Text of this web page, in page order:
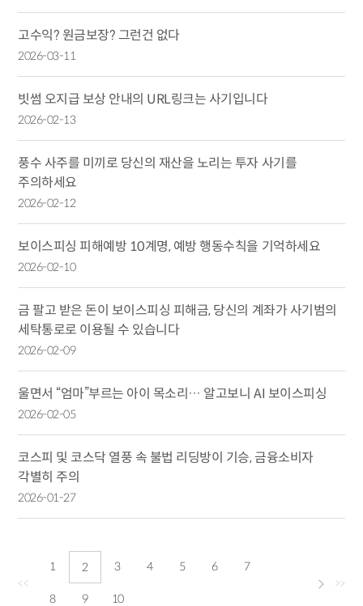
고수익? 원금보장? 그런건 없다
2026-03-11
빗썸 오지급 보상 안내의 URL링크는 사기입니다
2026-02-13
풍수 사주를 미끼로 당신의 재산을 노리는 투자 사기를
주의하세요
2026-02-12
보이스피싱 피해예방 10계명, 예방 행동수칙을 기억하세요
2026-02-10
금 팔고 받은 돈이 보이스피싱 피해금, 당신의 계좌가 사기범의
세탁통로로 이용될 수 있습니다
2026-02-09
울면서 “엄마”부르는 아이 목소리… 알고보니 AI 보이스피싱
2026-02-05
코스피 및 코스닥 열풍 속 불법 리딩방이 기승, 금융소비자
각별히 주의
2026-01-27
<<
1 2 3 4 5 6 7
8 9 10
>>